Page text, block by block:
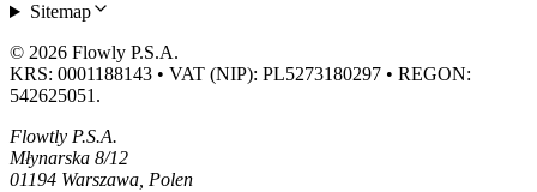
Sitemap
© 2026 Flowly P.S.A.
KRS: 0001188143 • VAT (NIP): PL5273180297 • REGON:
542625051.
Flowtly P.S.A.
Młynarska 8/12
01194 Warszawa, Polen